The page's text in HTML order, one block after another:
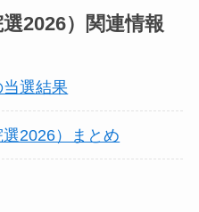
2026） 関連情報
選結果
2026）まとめ